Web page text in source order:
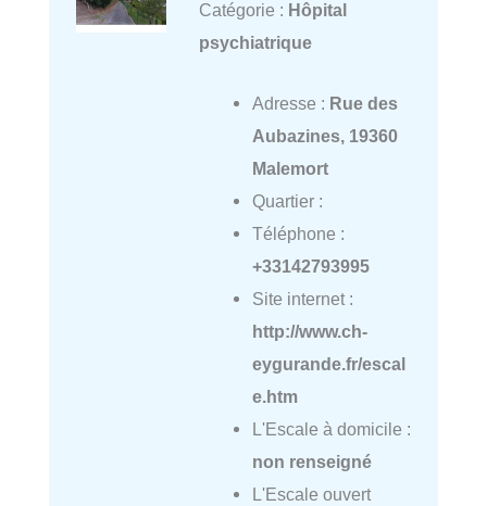
Catégorie : Hôpital
psychiatrique
Adresse : Rue des
Aubazines, 19360
Malemort
Quartier :
Téléphone :
+33142793995
Site internet :
http://www.ch-
eygurande.fr/escal
e.htm
L'Escale à domicile :
non renseigné
L'Escale ouvert